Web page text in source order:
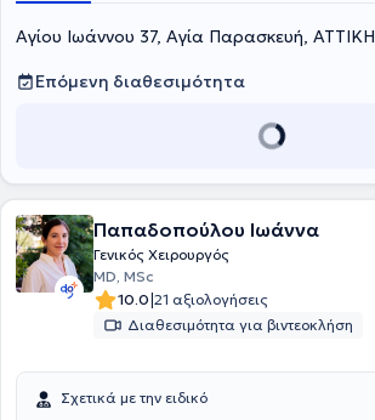
Αγίου Ιωάννου 37, Αγία Παρασκευή, ΑΤΤΙΚΗ
Επόμενη διαθεσιμότητα
Παπαδοπούλου Ιωάννα
Γενικός Χειρουργός
MD, MSc
10.0|21 αξιολογήσεις
Διαθεσιμότητα για βιντεοκλήση
Σχετικά με την ειδικό